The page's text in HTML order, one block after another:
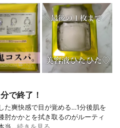
で終了！
た爽快感で目が覚める…1分後肌を
肘かかとを拭き取るのがルーティ